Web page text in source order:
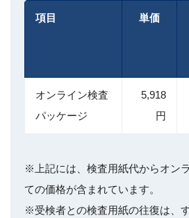
項目 単価
オンライン検査
パッケージ
5,918
円
※上記には、検査用紙代からオン
ての価格が含まれています。
※受検者との検査用紙の往復は、